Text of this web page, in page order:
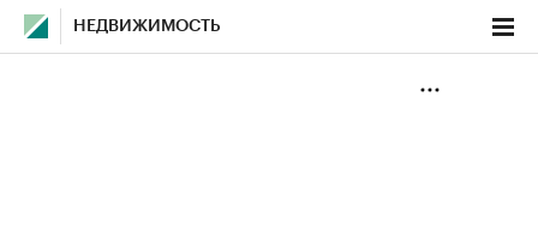
НЕДВИЖИМОСТЬ